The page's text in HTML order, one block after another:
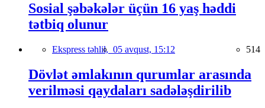
Sosial şəbəkələr üçün 16 yaş həddi
tətbiq olunur
Ekspress təhlil, 05 avqust, 15:12 514
Dövlət əmlakının qurumlar arasında
verilməsi qaydaları sadələşdirilib